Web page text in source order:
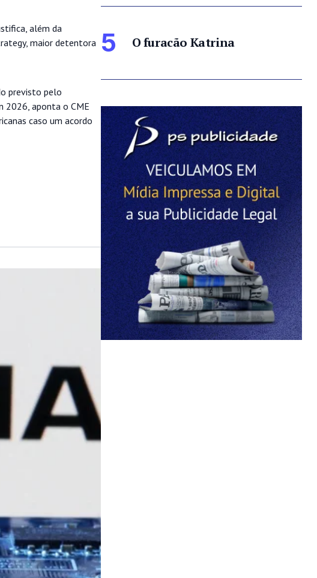
além da
maior detentora
previsto pelo
2026, aponta o CME
caso um acordo
5 O furacão Katrina